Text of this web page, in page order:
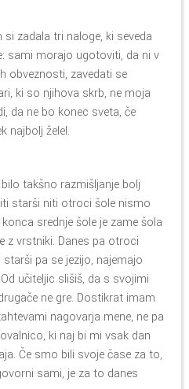
zadala tri naloge, ki seveda
sami morajo ugotoviti, da ni v
obveznosti, zavedati se
ki so njihova skrb, ne moja
da ne bo konec sveta, če
najbolj želel.
takšno razmišljanje bolj
starši niti otroci šole nismo
srednje šole je zame šola
z vrstniki. Danes pa otroci
pa se jezijo, najemajo
učiteljic slišiš, da s svojimi
ne gre. Dostikrat imam
nagovarja mene, ne pa
ki naj bi mi vsak dan
Če smo bili svoje čase za to,
sami, je za to danes